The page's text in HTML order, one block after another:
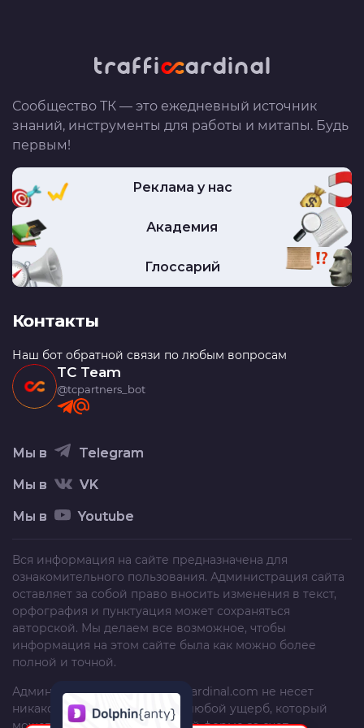
Сообщество ТК — это ежедневный источник
знаний, инструменты для работы и митапы. Будь
первым!
Реклама у нас
Академия
Глоссарий
Контакты
Наш бот обратной связи по любым вопросам
TC Team
@tcpartners_bot
Мы в Telegram
Мы в VK
Мы в Youtube
Вся информация на сайте предназначена для
ознакомительного пользования. Администрация сайта
оставляет за собой право вносить изменения в текст,
орфография и пунктуация может сохраняться
авторской. Мы делаем все возможное, чтобы
информация на этом сайте была как можно более
полной и точной.
Администрация сайтаtrafficcardinal.com не несет
никакой ответственности за любой ущерб, который